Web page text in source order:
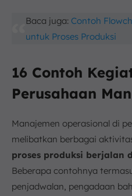
Baca juga: Contoh
untuk Proses Produksi
16 Contoh
Perusahaan
Manajemen operasional di
melibatkan berbagai
proses produksi berjalan
Beberapa contohnya
penjadwalan, pengadaan